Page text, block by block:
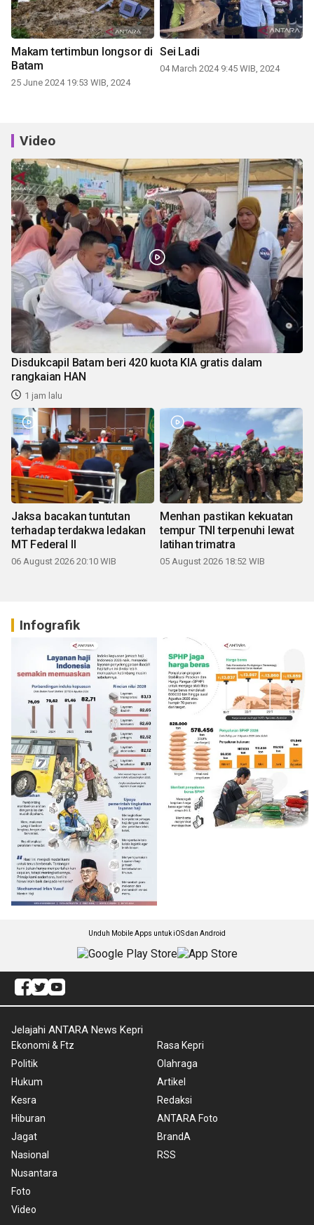
Makam tertimbun longsor di
Batam
25 June 2024 19:53 WIB, 2024
Sei Ladi
04 March 2024 9:45 WIB, 2024
Video
Disdukcapil Batam beri 420 kuota KIA gratis dalam
rangkaian HAN
1 jam lalu
Jaksa bacakan tuntutan
terhadap terdakwa ledakan
MT Federal II
06 August 2026 20:10 WIB
Menhan pastikan kekuatan
tempur TNI terpenuhi lewat
latihan trimatra
05 August 2026 18:52 WIB
Infografik
Unduh Mobile Apps untuk iOS dan Android
Jelajahi ANTARA News Kepri
Ekonomi & Ftz
Politik
Hukum
Kesra
Hiburan
Jagat
Nasional
Nusantara
Foto
Video
Rasa Kepri
Olahraga
Artikel
Redaksi
ANTARA Foto
BrandA
RSS